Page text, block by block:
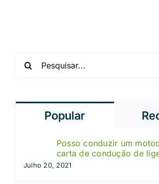
Popular
Posso conduzir um
carta de condução de
Julho 20, 2021